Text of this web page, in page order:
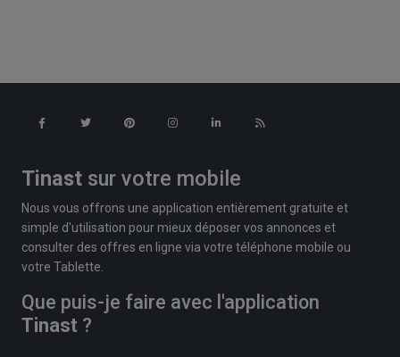
Tinast sur votre mobile
Nous vous offrons une application entièrement gratuite et
simple d'utilisation pour mieux déposer vos annonces et
consulter des offres en ligne via votre téléphone mobile ou
votre Tablette.
Que puis-je faire avec l'application
Tinast ?